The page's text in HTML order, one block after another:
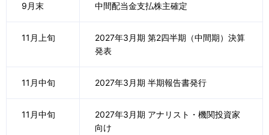
9月末 中間配当金支払株主確定
11月上旬
2027年3月期 第2四半期（中間期）決算
発表
11月中旬 2027年3月期 半期報告書発行
11月中旬
2027年3月期 アナリスト・機関投資家
向け